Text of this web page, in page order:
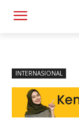
INTERNASIONAL